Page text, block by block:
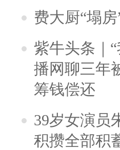
费大厨“塌房
紫牛头条｜
播网聊三年
筹钱偿还
39岁女演员
积攒全部积